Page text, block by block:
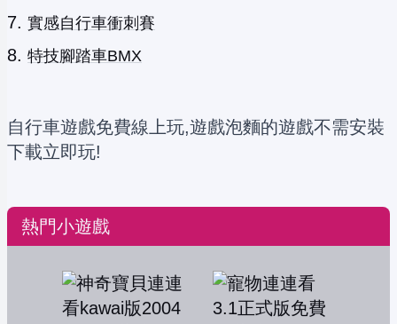
實感自行車衝刺賽
特技腳踏車BMX
自行車遊戲免費線上玩,遊戲泡麵的遊戲不需安裝
下載立即玩!
熱門小遊戲